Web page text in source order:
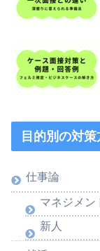
目的別の対
仕事論
マネジメン
新人